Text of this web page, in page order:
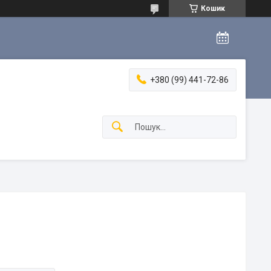
Кошик
+380 (99) 441-72-86